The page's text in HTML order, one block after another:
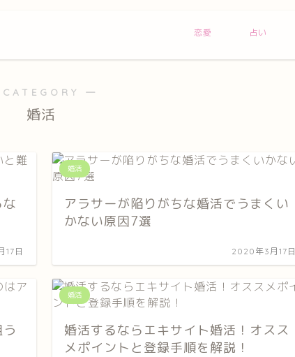
恋愛 占い
―
婚活
17日
婚活
アラサーが陥りがちな婚活でうまくい
かない原因7選
2020年3月17日
婚活
婚活するならエキサイト婚活！オスス
メポイントと登録手順を解説！